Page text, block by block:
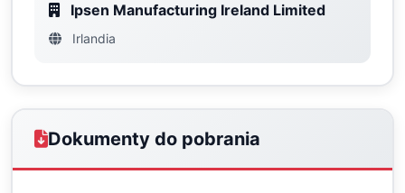
Ipsen Manufacturing Ireland Limited
Irlandia
Dokumenty do pobrania